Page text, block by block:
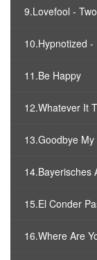
9.Lovefool -
10.Hypnotized
11.Be Happy
12.Whatever It
13.Goodbye
14.Bayerisches
15.El Conder
16.Where Are